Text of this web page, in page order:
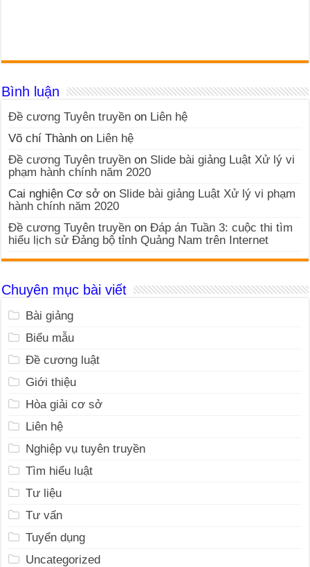
Bình luận
Đề cương Tuyên truyền on Liên hệ
Võ chí Thành on Liên hệ
Đề cương Tuyên truyền on Slide bài giảng Luật Xử lý vi
phạm hành chính năm 2020
Cai nghiện Cơ sở on Slide bài giảng Luật Xử lý vi phạm
hành chính năm 2020
Đề cương Tuyên truyền onĐáp án Tuần 3: cuộc thi tìm
hiểu lịch sử Đảng bộ tỉnh Quảng Nam trên Internet
Chuyên mục bài viết
Bài giảng
Biểu mẫu
Đề cương luật
Giới thiệu
Hòa giải cơ sở
Liên hệ
Nghiệp vụ tuyên truyền
Tìm hiểu luật
Tư liệu
Tư vấn
Tuyển dụng
Uncategorized